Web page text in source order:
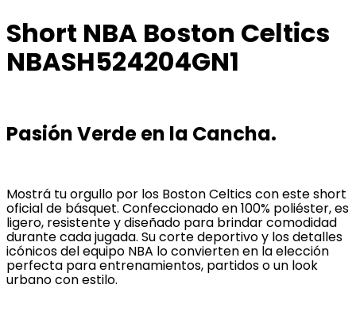
Short NBA Boston Celtics
NBASH524204GN1
Pasión Verde en la Cancha.
Mostrá tu orgullo por los Boston Celtics con este short
oficial de básquet. Confeccionado en 100% poliéster, es
ligero, resistente y diseñado para brindar comodidad
durante cada jugada. Su corte deportivo y los detalles
icónicos del equipo NBA lo convierten en la elección
perfecta para entrenamientos, partidos o un look
urbano con estilo.